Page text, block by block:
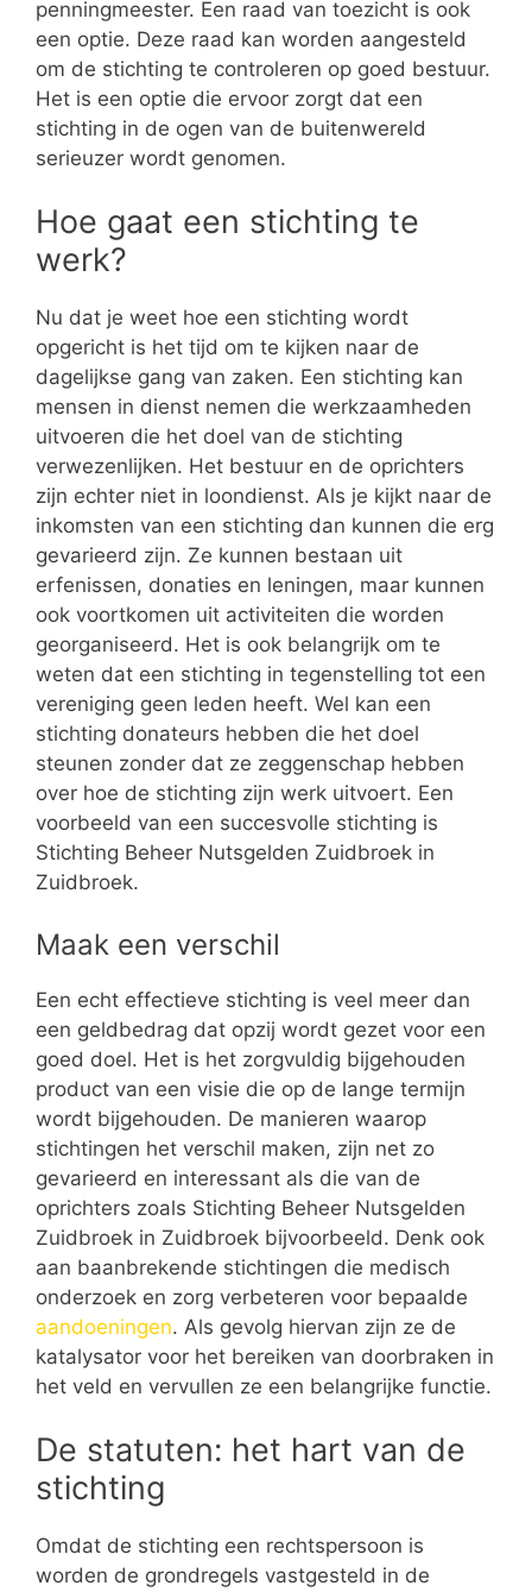
penningmeester. Een raad van toezicht is ook
een optie. Deze raad kan worden aangesteld
om de stichting te controleren op goed bestuur.
Het is een optie die ervoor zorgt dat een
stichting in de ogen van de buitenwereld
serieuzer wordt genomen.
Hoe gaat een stichting te
werk?
Nu dat je weet hoe een stichting wordt
opgericht is het tijd om te kijken naar de
dagelijkse gang van zaken. Een stichting kan
mensen in dienst nemen die werkzaamheden
uitvoeren die het doel van de stichting
verwezenlijken. Het bestuur en de oprichters
zijn echter niet in loondienst. Als je kijkt naar de
inkomsten van een stichting dan kunnen die erg
gevarieerd zijn. Ze kunnen bestaan uit
erfenissen, donaties en leningen, maar kunnen
ook voortkomen uit activiteiten die worden
georganiseerd. Het is ook belangrijk om te
weten dat een stichting in tegenstelling tot een
vereniging geen leden heeft. Wel kan een
stichting donateurs hebben die het doel
steunen zonder dat ze zeggenschap hebben
over hoe de stichting zijn werk uitvoert. Een
voorbeeld van een succesvolle stichting is
Stichting Beheer Nutsgelden Zuidbroek in
Zuidbroek.
Maak een verschil
Een echt effectieve stichting is veel meer dan
een geldbedrag dat opzij wordt gezet voor een
goed doel. Het is het zorgvuldig bijgehouden
product van een visie die op de lange termijn
wordt bijgehouden. De manieren waarop
stichtingen het verschil maken, zijn net zo
gevarieerd en interessant als die van de
oprichters zoals Stichting Beheer Nutsgelden
Zuidbroek in Zuidbroek bijvoorbeeld. Denk ook
aan baanbrekende stichtingen die medisch
onderzoek en zorg verbeteren voor bepaalde
aandoeningen. Als gevolg hiervan zijn ze de
katalysator voor het bereiken van doorbraken in
het veld en vervullen ze een belangrijke functie.
De statuten: het hart van de
stichting
Omdat de stichting een rechtspersoon is
worden de grondregels vastgesteld in de